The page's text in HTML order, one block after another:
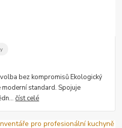
volba bez kompromisů Ekologický
standard. Spojuje
číst celé